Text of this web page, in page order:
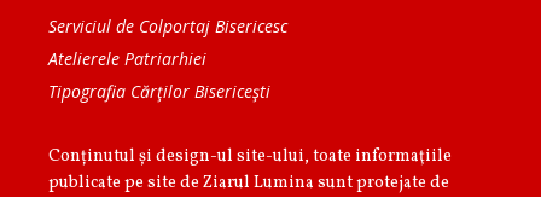
Serviciul de Colportaj Bisericesc
Atelierele Patriarhiei
Tipografia Cărţilor Bisericeşti
Conținutul și design-ul site-ului, toate informaţiile
publicate pe site de Ziarul Lumina sunt protejate de